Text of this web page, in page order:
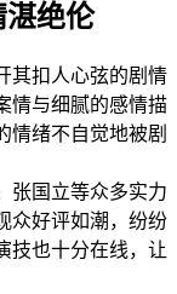
湛绝伦
扣人心弦的剧情
情与细腻的感情描
情绪不自觉地被剧
张国立等众多实力
众好评如潮，纷纷
技也十分在线，让